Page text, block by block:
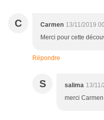
C Carmen 13/11/2019
Merci pour cette
Répondre
S salima 13/
merci